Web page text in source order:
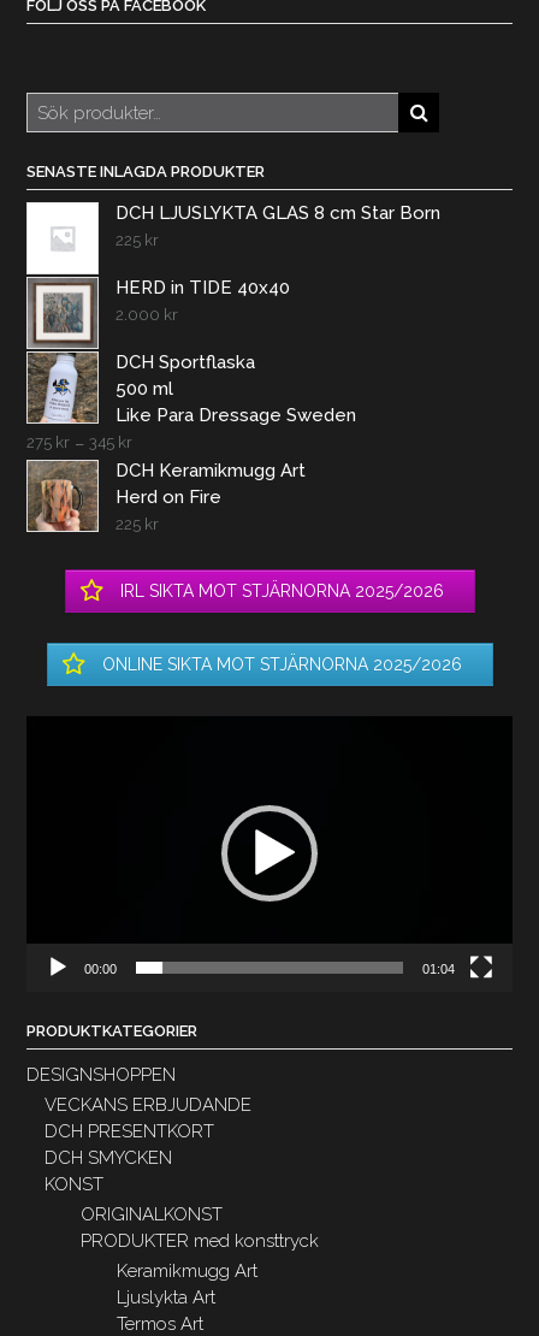
FÖLJ OSS PÅ FACEBOOK
Sök
efter:
SENASTE INLAGDA PRODUKTER
DCH LJUSLYKTA GLAS 8 cm Star Born
225 kr
HERD in TIDE 40x40
2.000 kr
DCH Sportflaska
500 ml
Like Para Dressage Sweden
275 kr – 345 kr
DCH Keramikmugg Art
Herd on Fire
225 kr
IRL SIKTA MOT STJÄRNORNA 2025/2026
ONLINE SIKTA MOT STJÄRNORNA 2025/2026
00:00 01:04
PRODUKTKATEGORIER
DESIGNSHOPPEN
VECKANS ERBJUDANDE
DCH PRESENTKORT
DCH SMYCKEN
KONST
ORIGINALKONST
PRODUKTER med konsttryck
Keramikmugg Art
Ljuslykta Art
Termos Art